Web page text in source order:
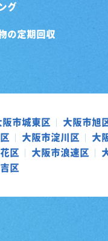
グ
の定期回収
阪市城東区 大阪市旭
大阪市淀川区 大
区
大阪市浪速区
区